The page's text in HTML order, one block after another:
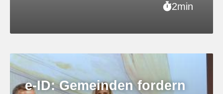
2min
e-ID: Gemeinden fordern